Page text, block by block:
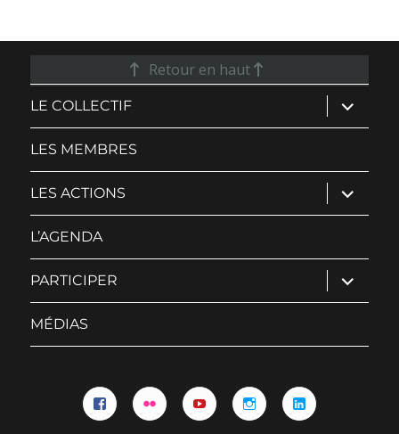
Retour en haut
LE COLLECTIF ouvrir
le
sous-
LES MEMBRES
LES ACTIONS ouvrir
le
sous-
L’AGENDA
PARTICIPER ouvrir
le
sous-
MÉDIAS